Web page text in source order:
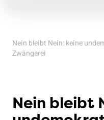
Nein bleibt Nein: keine
Zwängerei
Nein bleibt